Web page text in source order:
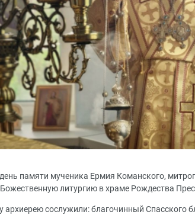
памяти мученика Ермия Команского,
литургию в храме Рождества
сослужили: благочинный Спасского